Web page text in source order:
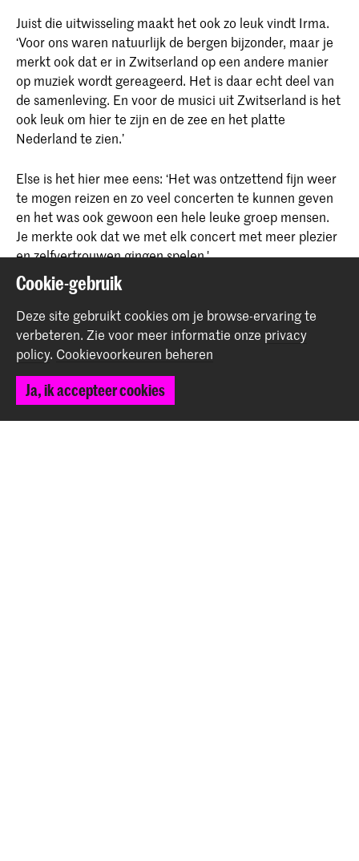
Juist die uitwisseling maakt het ook zo leuk vindt Irma.
‘Voor ons waren natuurlijk de bergen bijzonder, maar je
merkt ook dat er in Zwitserland op een andere manier
op muziek wordt gereageerd. Het is daar echt deel van
de samenleving. En voor de musici uit Zwitserland is het
ook leuk om hier te zijn en de zee en het platte
Nederland te zien.’
Else is het hier mee eens: ‘Het was ontzettend fijn weer
te mogen reizen en zo veel concerten te kunnen geven
en het was ook gewoon een hele leuke groep mensen.
Je merkte ook dat we met elk concert met meer plezier
en zelfvertrouwen gingen spelen.'
foto: Irma Kort
Deel dit item
Cookie-gebruik
Deze site gebruikt cookies om je browse-ervaring te
verbeteren. Zie voor meer informatie onze privacy
policy. Cookievoorkeuren beheren
Ja, ik accepteer cookies